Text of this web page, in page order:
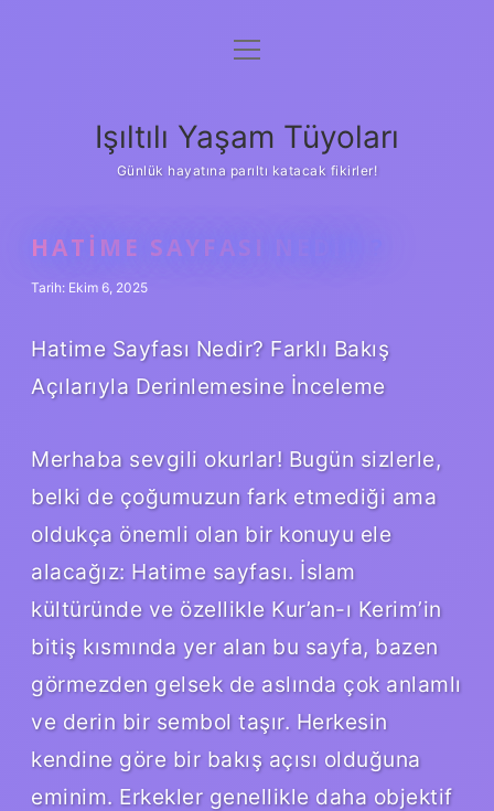
Anasayfa
Yasal Uyarı
menüyü
Işıltılı Yaşam Tüyoları
Günlük hayatına parıltı katacak fikirler!
HATIME SAYFASI NEDIR ?
Tarih: Ekim 6, 2025
Hatime Sayfası Nedir? Farklı Bakış
Açılarıyla Derinlemesine İnceleme
Merhaba sevgili okurlar! Bugün sizlerle,
belki de çoğumuzun fark etmediği ama
oldukça önemli olan bir konuyu ele
alacağız: Hatime sayfası. İslam
kültüründe ve özellikle Kur’an-ı Kerim’in
bitiş kısmında yer alan bu sayfa, bazen
görmezden gelsek de aslında çok anlamlı
ve derin bir sembol taşır. Herkesin
kendine göre bir bakış açısı olduğuna
eminim. Erkekler genellikle daha objektif